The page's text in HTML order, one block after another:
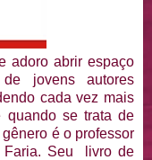
adoro abrir espaço
jovens autores
cada vez mais
quando se trata de
é o professor
Faria. Seu livro de